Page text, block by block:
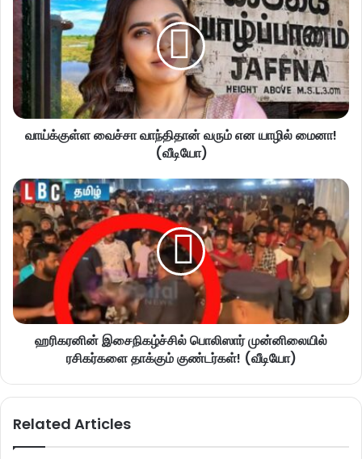
வாய்க்குள்ள வைச்சா வாந்திதான் வரும் என யாழில் மைனா!
(வீடியோ)
ஹரிகரனின் இசைநிகழ்ச்சில் பொலிஸார் முன்னிலையில்
ரசிகர்களை தாக்கும் குண்டர்கள்! (வீடியோ)
Related Articles